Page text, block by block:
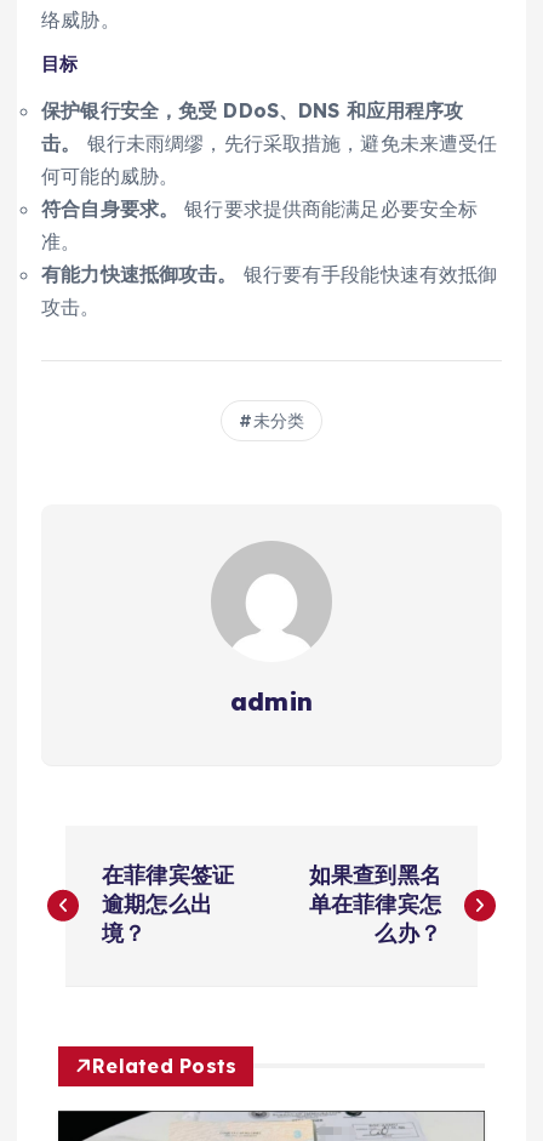
络威胁。
目标
保护银行安全，免受 DDoS、DNS 和应用程序攻
击。
银行未雨绸缪，先行采取措施，避免未来遭受任
何可能的威胁。
符合自身要求。
银行要求提供商能满足必要安全标
准。
有能力快速抵御攻击。
银行要有手段能快速有效抵御
攻击。
未分类
admin
章
航
在菲律宾签证
逾期怎么出
境？
如果查到黑名
单在菲律宾怎
么办？
Related Posts